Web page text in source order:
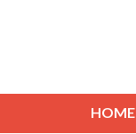
HOME